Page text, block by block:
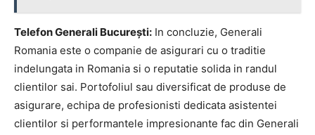
Telefon Generali București: In concluzie, Generali
Romania este o companie de asigurari cu o traditie
indelungata in Romania si o reputatie solida in randul
clientilor sai. Portofoliul sau diversificat de produse de
asigurare, echipa de profesionisti dedicata asistentei
clientilor si performantele impresionante fac din Generali